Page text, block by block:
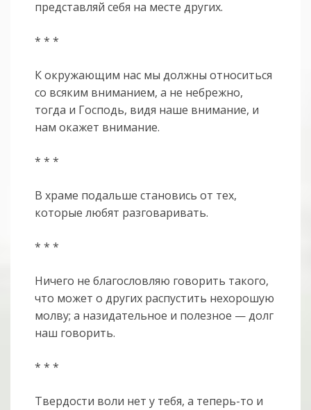
представляй себя на месте других.
* * *
К окружающим нас мы должны относиться
со всяким вниманием, а не небрежно,
тогда и Господь, видя наше внимание, и
нам окажет внимание.
* * *
В храме подальше становись от тех,
которые любят разговаривать.
* * *
Ничего не благословляю говорить такого,
что может о других распустить нехорошую
молву; а назидательное и полезное — долг
наш говорить.
* * *
Твердости воли нет у тебя, а теперь-то и